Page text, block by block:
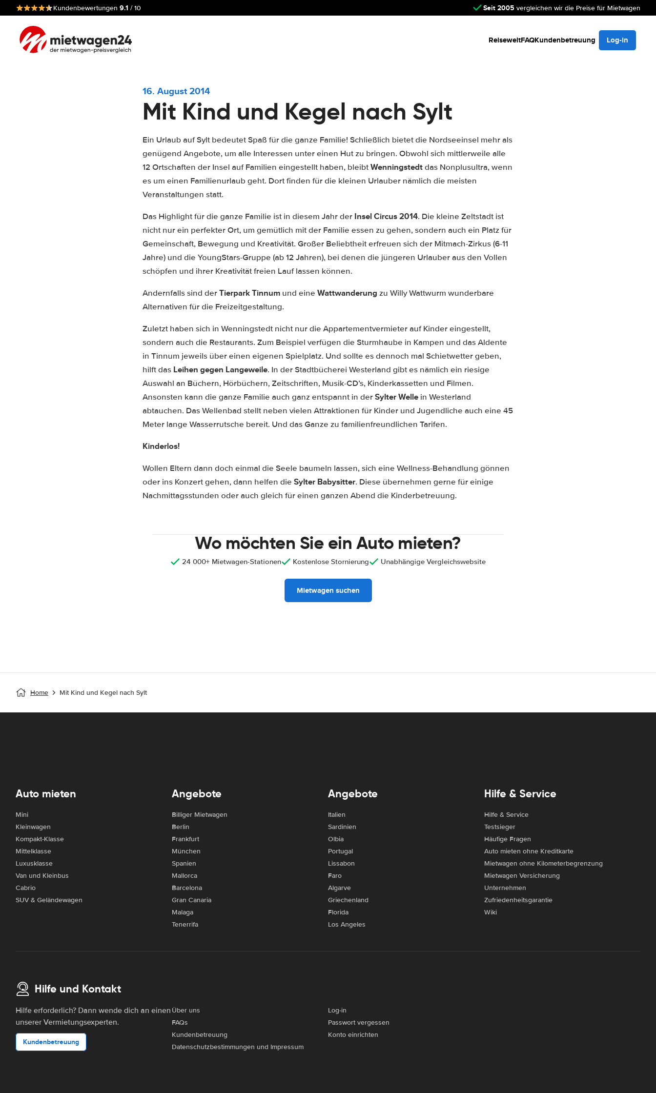
Kundenbewertungen 9.1 / 10 Seit 2005 vergleichen wir die Preise für Mietwagen
ReiseweltFAQKundenbetreuung Log-in
16. August 2014
Mit Kind und Kegel nach Sylt
Ein Urlaub auf Sylt bedeutet Spaß für die ganze Familie! Schließlich bietet die Nordseeinsel mehr als
genügend Angebote, um alle Interessen unter einen Hut zu bringen. Obwohl sich mittlerweile alle
12 Ortschaften der Insel auf Familien eingestellt haben, bleibtWenningstedtdas Nonplusultra, wenn
es um einen Familienurlaub geht. Dort finden für die kleinen Urlauber nämlich die meisten
Veranstaltungen statt.
Das Highlight für die ganze Familie ist in diesem Jahr der Insel Circus 2014. Die kleine Zeltstadt ist
nicht nur ein perfekter Ort, um gemütlich mit der Familie essen zu gehen, sondern auch ein Platz für
Gemeinschaft, Bewegung und Kreativität. Großer Beliebtheit erfreuen sich der Mitmach-Zirkus (6-11
Jahre) und die YoungStars-Gruppe (ab 12 Jahren), bei denen die jüngeren Urlauber aus den Vollen
schöpfen und ihrer Kreativität freien Lauf lassen können.
Andernfalls sind derTierpark Tinnum und eine Wattwanderung zu Willy Wattwurm wunderbare
Alternativen für die Freizeitgestaltung.
Zuletzt haben sich in Wenningstedt nicht nur die Appartementvermieter auf Kinder eingestellt,
sondern auch die Restaurants. Zum Beispiel verfügen die Sturmhaube in Kampen und das Aldente
in Tinnum jeweils über einen eigenen Spielplatz. Und sollte es dennoch mal Schietwetter geben,
hilft das Leihen gegen Langeweile. In der Stadtbücherei Westerland gibt es nämlich ein riesige
Auswahl an Büchern, Hörbüchern, Zeitschriften, Musik-CD’s, Kinderkassetten und Filmen.
Ansonsten kann die ganze Familie auch ganz entspannt in derSylter Welle in Westerland
abtauchen. Das Wellenbad stellt neben vielen Attraktionen für Kinder und Jugendliche auch eine 45
Meter lange Wasserrutsche bereit. Und das Ganze zu familienfreundlichen Tarifen.
Kinderlos!
Wollen Eltern dann doch einmal die Seele baumeln lassen, sich eine Wellness-Behandlung gönnen
oder ins Konzert gehen, dann helfen die Sylter Babysitter. Diese übernehmen gerne für einige
Nachmittagsstunden oder auch gleich für einen ganzen Abend die Kinderbetreuung.
Wo möchten Sie ein Auto mieten?
24 000+ Mietwagen-Stationen Kostenlose Stornierung Unabhängige Vergleichswebsite
Mietwagen suchen
Home Mit Kind und Kegel nach Sylt
Auto mieten
Mini
Kleinwagen
Kompakt-Klasse
Mittelklasse
Luxusklasse
Van und Kleinbus
Cabrio
SUV & Geländewagen
Angebote
Billiger Mietwagen
Berlin
Frankfurt
München
Spanien
Mallorca
Barcelona
Gran Canaria
Malaga
Tenerrifa
Angebote
Italien
Sardinien
Olbia
Portugal
Lissabon
Faro
Algarve
Griechenland
Florida
Los Angeles
Hilfe & Service
Hilfe & Service
Testsieger
Häufige Fragen
Auto mieten ohne Kreditkarte
Mietwagen ohne Kilometerbegrenzung
Mietwagen Versicherung
Unternehmen
Zufriedenheitsgarantie
Wiki
Hilfe und Kontakt
Hilfe erforderlich? Dann wende dich an einen
unserer Vermietungsexperten.
Kundenbetreuung
Über uns
FAQs
Kundenbetreuung
Datenschutzbestimmungen und Impressum
Log-in
Passwort vergessen
Konto einrichten